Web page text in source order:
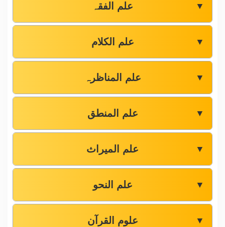
علم الفقہ ▼
علم الکلام ▼
علم المناظرہ ▼
علم المنطق ▼
علم المیراث ▼
علم النحو ▼
علوم القرآن ▼